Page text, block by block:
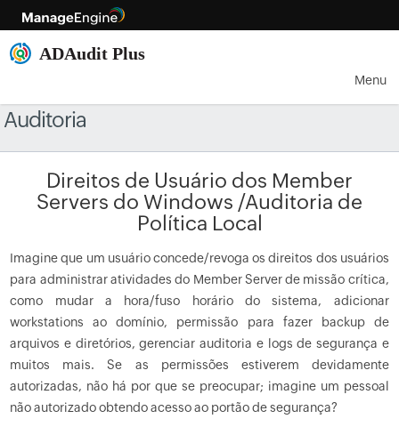
Menu
Auditoria
Direitos de Usuário dos Member
Servers do Windows /Auditoria de
Política Local
Imagine que um usuário concede/revoga os direitos dos usuários
para administrar atividades do Member Server de missão crítica,
como mudar a hora/fuso horário do sistema, adicionar
workstations ao domínio, permissão para fazer backup de
arquivos e diretórios, gerenciar auditoria e logs de segurança e
muitos mais. Se as permissões estiverem devidamente
autorizadas, não há por que se preocupar; imagine um pessoal
não autorizado obtendo acesso ao portão de segurança?